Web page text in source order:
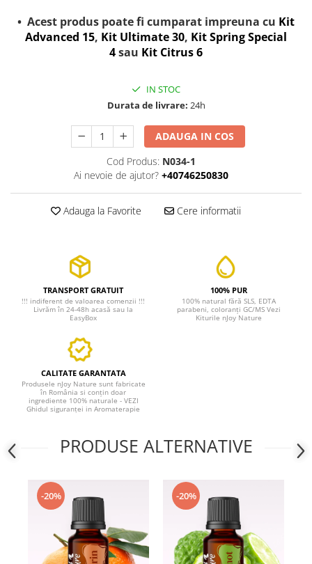
• Acest produs poate fi cumparat impreuna cu Kit
Advanced 15, Kit Ultimate 30, Kit Spring Special
4sau Kit Citrus 6
IN STOC
Durata de livrare: 24h
ADAUGA IN COS
Cod Produs: N034-1
Ai nevoie de ajutor? +40746250830
Adauga la Favorite Cere informatii
TRANSPORT GRATUIT
!!! indiferent de valoarea comenzii !!!
Livrăm în 24-48h acasă sau la
EasyBox
100% PUR
100% natural fără SLS, EDTA
parabeni, coloranți GC/MS Vezi
Kiturile nJoy Nature
CALITATE GARANTATA
Produsele nJoy Nature sunt fabricate
în România si conțin doar
ingrediente 100% naturale - VEZI
Ghidul siguranței in Aromaterapie
PRODUSE ALTERNATIVE
-20% -20%